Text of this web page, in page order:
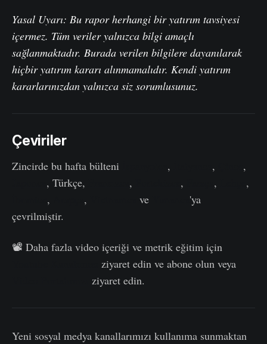
Yasal Uyarı: Bu rapor herhangi bir yatırım tavsiyesi
içermez. Tüm veriler yalnızca bilgi amaçlı
sağlanmaktadır. Burada verilen bilgilere dayanılarak
hiçbir yatırım kararı alınmamalıdır. Kendi yatırım
kararlarınızdan yalnızca siz sorumlusunuz.
Çeviriler
Zincirde bu hafta bülteni , ,
,
, Türkçe, , , ,
,
, , ve
'ya
çevrilmiştir.
📽️ Daha fazla video içeriği ve metrik eğitim için
ziyaret edin ve abone olun veya
ziyaret edin.
Yeni sosyal medya kanallarımızı kullanıma sunmaktan